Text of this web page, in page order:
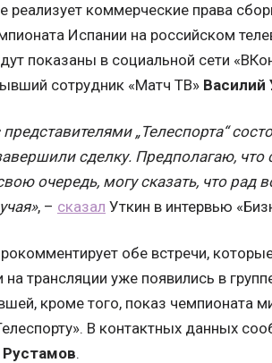
реализует коммерческие права
Испании на российском
показаны в социальной сети
сотрудник «Матч ТВ» Василий
„Телеспорта“
сделку. Предполагаю,
очередь, могу сказать, что рад
, – сказал Уткин в интервью
обе встречи,
на трансляции уже появились в
кроме того, показ чемпионата
В контактных данных
.